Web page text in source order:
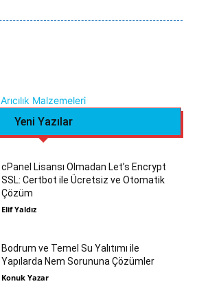
Arıcılık Malzemeleri
Yeni Yazılar
cPanel Lisansı Olmadan Let’s Encrypt
SSL: Certbot ile Ücretsiz ve Otomatik
Çözüm
Elif Yaldız
Bodrum ve Temel Su Yalıtımı ile
Yapılarda Nem Sorununa Çözümler
Konuk Yazar